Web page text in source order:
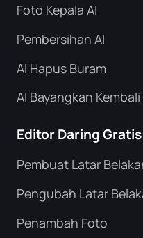
Foto Kepala AI
Pembersihan AI
AI Hapus Buram
AI Bayangkan Kembali
Editor Daring Gratis
Pembuat Latar
Pengubah Latar
Penambah Foto